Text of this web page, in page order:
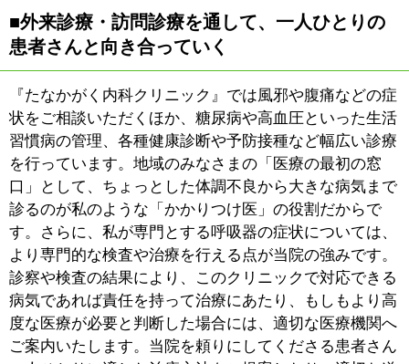
■「呼気NO検査」を導入し、精度の高い診断・
治療につなげる
来院される患者さんの中に
は、私が呼吸器の専門医であ
ることを調べてお越しになる
方もいらっしゃいます。今は
インターネットでさまざまな
情報を得られる時代ですか
ら、「呼吸器」「専門」など
のキーワードで検索なさって、当院を見つけてくださる
方も少なくないようです。みなさん、長引く咳やなかな
か止まらない咳にお悩みになって、「ここならきっ
と……」と期待して足を運んでくださるのです。そうし
たみなさまの想いにお応えできるよう、私としてもより
質の高い診察・治療を行いたいと思っています。
患者さんが訴える症状を正しく評価し、より精度の高い
診断につなげるため、当院では「呼気NO測定器」を導
入しています。呼気NO検査は、呼気中の一酸化窒素
（NO）の濃度を測定するもので、気道の炎症がどの程
度かを評価するのに役立ちます。一方で、クリニックレ